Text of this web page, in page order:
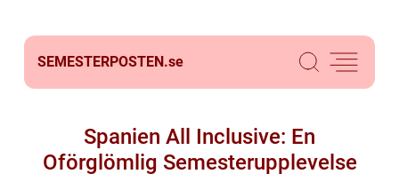
SEMESTERPOSTEN.se
Spanien All Inclusive: En
Oförglömlig Semesterupplevelse